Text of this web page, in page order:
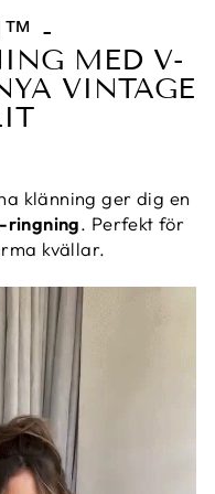
-
MED V-
VINTAGE
klänning ger dig en
ringning. Perfekt för
kvällar.